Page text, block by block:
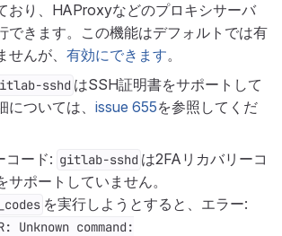
おり、HAProxyなどのプロキシサーバ
できます。この機能はデフォルトでは有
んが、 有効にできます。
sshd はSSH証明書をサポートして
ついては、 issue 655を参照してくだ
コード: gitlab-sshd は2FAリカバリーコ
サポートしていません。
を実行しようとすると、エラー:
Unknown command: